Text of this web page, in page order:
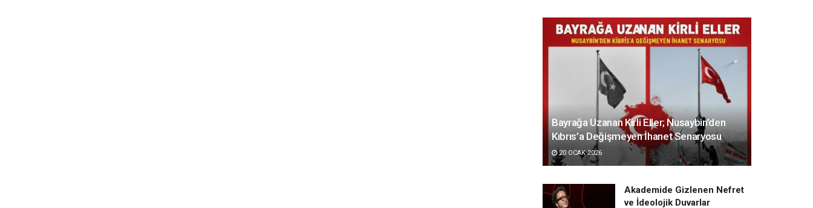
Bayrağa Uzanan Kirli Eller; Nusaybin’den
Kıbrıs’a Değişmeyen İhanet Senaryosu
20 OCAK 2026
Akademide Gizlenen Nefret
ve İdeolojik Duvarlar